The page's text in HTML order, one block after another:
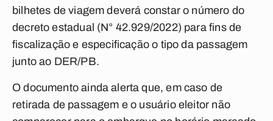
bilhetes de viagem deverá constar o número do
decreto estadual (N° 42.929/2022) para fins de
fiscalização e especificação o tipo da passagem
junto ao DER/PB.
O documento ainda alerta que, em caso de
retirada de passagem e o usuário eleitor não